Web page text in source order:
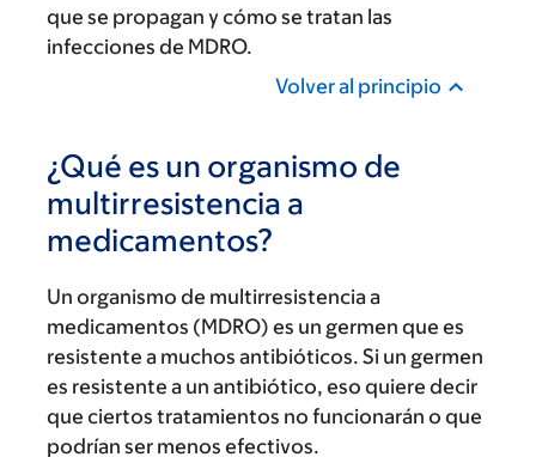
que se propagan y cómo se tratan las
infecciones de MDRO.
Volver al principio
¿Qué es un organismo de
multirresistencia a
medicamentos?
Un organismo de multirresistencia a
medicamentos (MDRO) es un germen que es
resistente a muchos antibióticos. Si un germen
es resistente a un antibiótico, eso quiere decir
que ciertos tratamientos no funcionarán o que
podrían ser menos efectivos.